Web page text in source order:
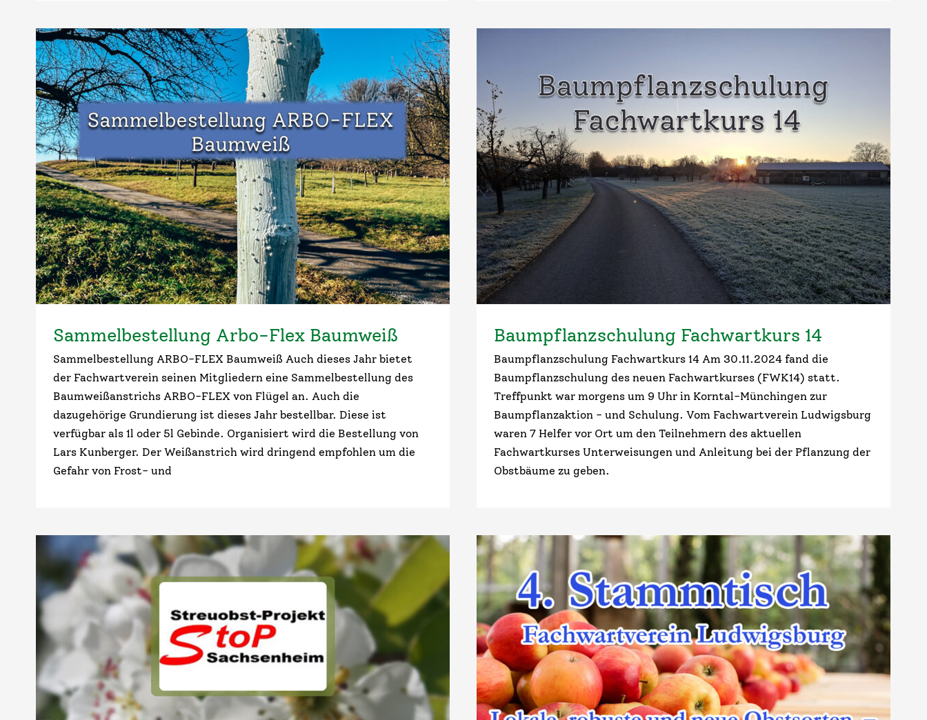
Sammelbestellung Arbo-Flex Baumweiß
Sammelbestellung ARBO-FLEX Baumweiß Auch dieses Jahr bietet
der Fachwartverein seinen Mitgliedern eine Sammelbestellung des
Baumweißanstrichs ARBO-FLEX von Flügel an. Auch die
dazugehörige Grundierung ist dieses Jahr bestellbar. Diese ist
verfügbar als 1l oder 5l Gebinde. Organisiert wird die Bestellung von
Lars Kunberger. Der Weißanstrich wird dringend empfohlen um die
Gefahr von Frost- und
Baumpflanzschulung Fachwartkurs 14
Baumpflanzschulung Fachwartkurs 14 Am 30.11.2024 fand die
Baumpflanzschulung des neuen Fachwartkurses (FWK14) statt.
Treffpunkt war morgens um 9 Uhr in Korntal-Münchingen zur
Baumpflanzaktion - und Schulung. Vom Fachwartverein Ludwigsburg
waren 7 Helfer vor Ort um den Teilnehmern des aktuellen
Fachwartkurses Unterweisungen und Anleitung bei der Pflanzung der
Obstbäume zu geben.